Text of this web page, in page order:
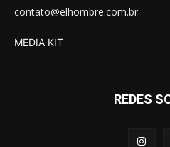
contato@elhombre.com.br
MEDIA KIT
REDES